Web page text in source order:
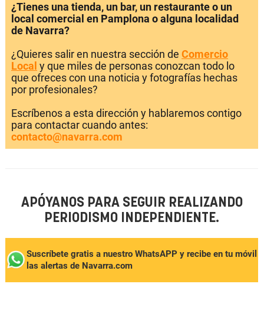
¿Tienes una tienda, un bar, un restaurante o un
local comercial en Pamplona o alguna localidad
de Navarra?
¿Quieres salir en nuestra sección de Comercio
Local y que miles de personas conozcan todo lo
que ofreces con una noticia y fotografías hechas
por profesionales?
Escríbenos a esta dirección y hablaremos contigo
para contactar cuando antes:
contacto@navarra.com
APÓYANOS PARA SEGUIR REALIZANDO
PERIODISMO INDEPENDIENTE.
Suscríbete gratis a nuestro WhatsAPP y recibe en tu móvil
las alertas de Navarra.com